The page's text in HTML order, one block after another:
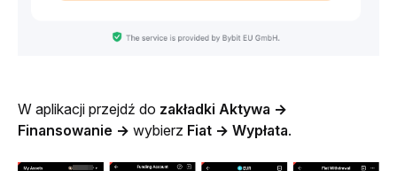
W aplikacji przejdź do zakładki Aktywa →
Finansowanie → wybierz Fiat → Wypłata.